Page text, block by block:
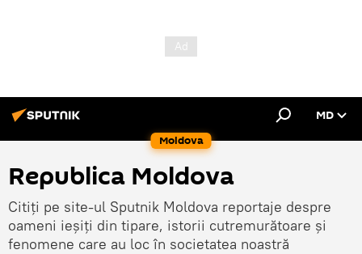
Moldova
MD
Republica Moldova
Citiți pe site-ul Sputnik Moldova reportaje despre
oameni ieșiți din tipare, istorii cutremurătoare și
fenomene care au loc în societatea noastră